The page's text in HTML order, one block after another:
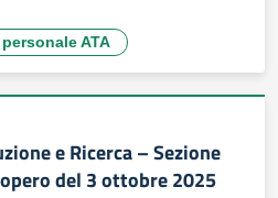
ATA
e Ricerca – Sezione
del 3 ottobre 2025